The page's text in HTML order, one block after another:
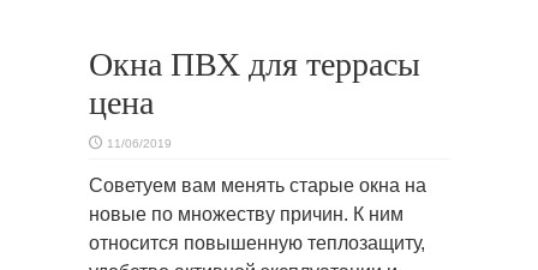
Окна ПВХ для террасы
цена
11/06/2019
Советуем вам менять старые окна на
новые по множеству причин. К ним
относится повышенную теплозащиту,